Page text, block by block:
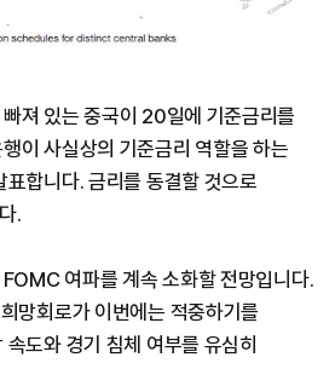
져 있는 중국이 20일에 기준금리를
이 사실상의 기준금리 역할을 하는
합니다. 금리를 동결할 것으로
.
여파를 계속 소화할 전망입니다.
망회로가 이번에는 적중하기를
도와 경기 침체 여부를 유심히